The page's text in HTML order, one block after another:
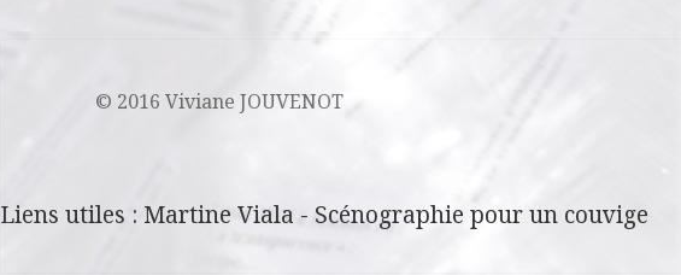
© 2016 Viviane JOUVENOT
Liens utiles : Martine Viala - Scénographie pour un couvige